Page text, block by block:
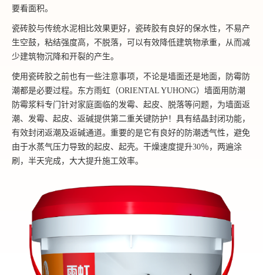
要看面积。
瓷砖胶与传统水泥相比效果更好，瓷砖胶有良好的保水性，不易产
生空鼓，粘结强度高，不脱落，可以有效降低建筑物承重，从而减
少建筑物沉降和开裂的产生。
使用瓷砖胶之前也有一些注意事项，不论是墙面还是地面，防霉防
潮都是必要过程。东方雨虹（ORIENTAL YUHONG）墙面用防潮
防霉浆料专门针对家庭面临的发霉、起皮、脱落等问题，为墙面返
潮、发霉、起皮、返碱提供第二重关键防护！具有结晶封闭功能，
有效封闭返潮及返碱通道。重要的是它有良好的防潮透气性，避免
由于水蒸气压力导致的起皮、起壳。干燥速度提升30％，两遍涂
刷，半天完成，大大提升施工效率。